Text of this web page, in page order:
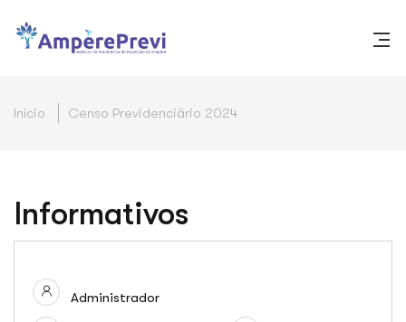
Início Censo Previdenciário 2024
Informativos
Administrador